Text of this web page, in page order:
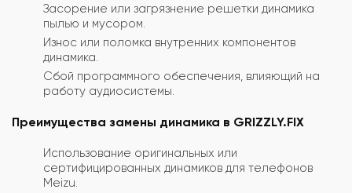
Засорение или загрязнение решетки динамика
пылью и мусором.
Износ или поломка внутренних компонентов
динамика.
Сбой программного обеспечения, влияющий на
работу аудиосистемы.
Преимущества замены динамика в GRIZZLY.FIX
Использование оригинальных или
сертифицированных динамиков для телефонов
Meizu.